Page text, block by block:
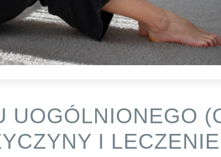
UOGÓLNIONEGO
I LECZENIE